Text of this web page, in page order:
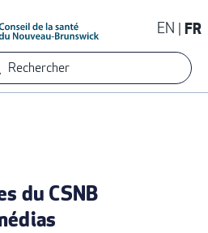
EN FR
Rechercher
du CSNB